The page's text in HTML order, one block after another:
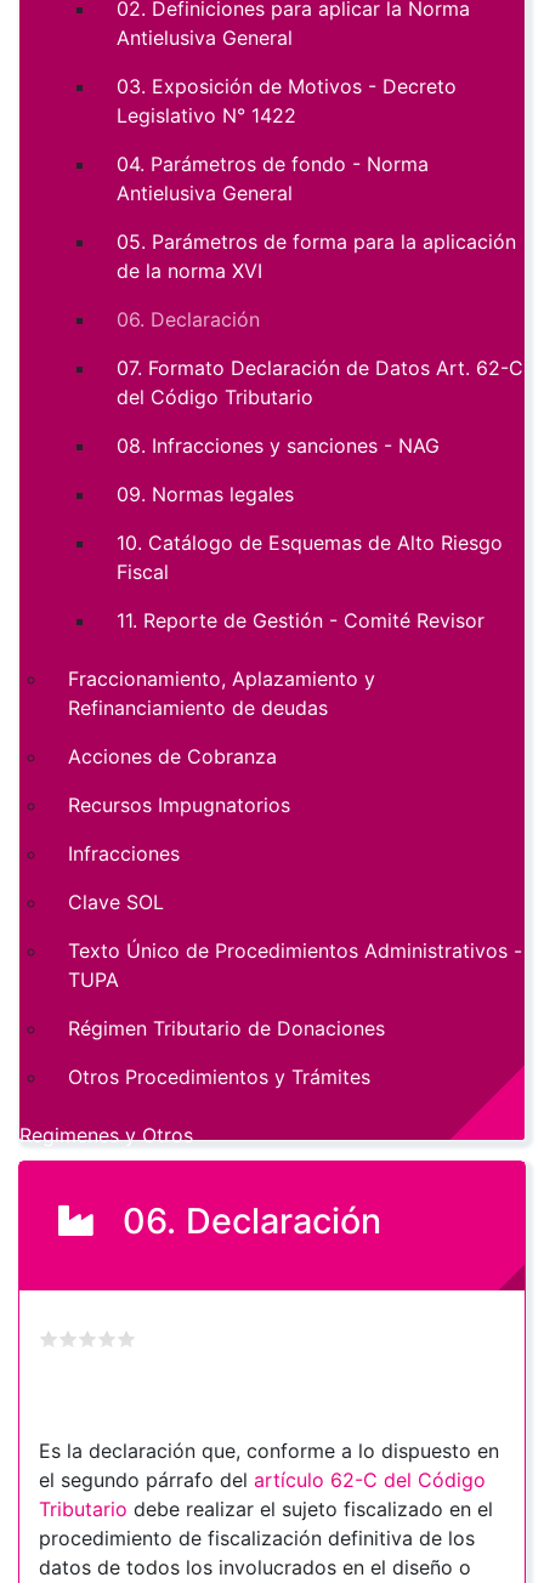
06. Declaración
Es la declaración que, conforme a lo dispuesto en
el segundo párrafo del artículo 62-C del Código
Tributario debe realizar el sujeto fiscalizado en el
procedimiento de fiscalización definitiva de los
datos de todos los involucrados en el diseño o
02. Definiciones para aplicar la Norma
Antielusiva General
03. Exposición de Motivos - Decreto
Legislativo N° 1422
04. Parámetros de fondo - Norma
Antielusiva General
05. Parámetros de forma para la aplicación
de la norma XVI
06. Declaración
07. Formato Declaración de Datos Art. 62-C
del Código Tributario
08. Infracciones y sanciones - NAG
09. Normas legales
10. Catálogo de Esquemas de Alto Riesgo
Fiscal
11. Reporte de Gestión - Comité Revisor
Fraccionamiento, Aplazamiento y
Refinanciamiento de deudas
Acciones de Cobranza
Recursos Impugnatorios
Infracciones
Clave SOL
Texto Único de Procedimientos Administrativos -
TUPA
Régimen Tributario de Donaciones
Otros Procedimientos y Trámites
Regimenes y Otros